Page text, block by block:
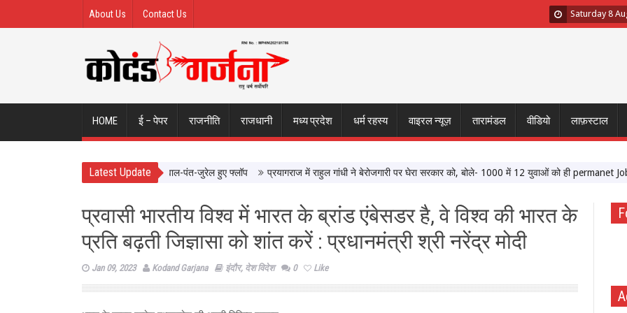
About Us Contact Us Saturday 8
HOME ई – पेपर राजनीति राजधानी मध्य प्रदेश धर्म रहस्य वाइरल न्यूज़ तारामंडल वीडियो लाफ़स्टाल
Latest Update
जड़ा शानदार शतक; जायसवाल-पंत-जुरेल हुए फ्लॉप प्रयागराज में राहुल गांधी ने बेरोजगारी पर घेरा सरकार को, बोले- 1000 में 12 युवाओं को ही permanet Job CJI
प्रवासी भारतीय विश्व में भारत के ब्रांड एंबेसडर है, वे विश्व की भारत के
प्रति बढ़ती जिज्ञासा को शांत करें : प्रधानमंत्री श्री नरेंद्र मोदी
Jan 09, 2023 Kodand Garjana इंदौर, देश विदेश 0 Like